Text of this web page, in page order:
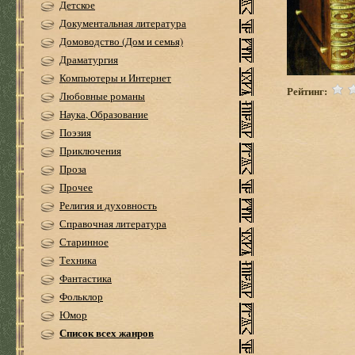
Детское
Документальная литература
Домоводство (Дом и семья)
Драматургия
Компьютеры и Интернет
Любовные романы
Наука, Образование
Поэзия
Приключения
Проза
Прочее
Религия и духовность
Справочная литература
Старинное
Техника
Фантастика
Фольклор
Юмор
Список всех жанров
Рейтинг: